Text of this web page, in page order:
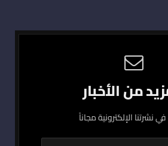
من الأخبار
نشرتنا الإلكترونية مجاناً